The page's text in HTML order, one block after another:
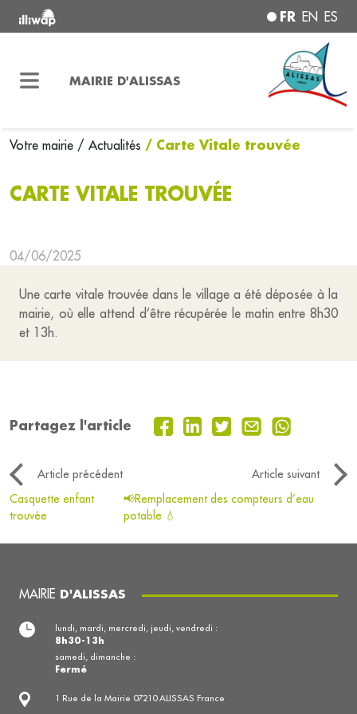
FR EN ES
MAIRIE D'ALISSAS
Votre mairie / Actualités / Carte Vitale trouvée
CARTE VITALE TROUVÉE
04/06/2025
Une carte vitale trouvée dans le village a été déposée à la
mairie, où elle attend d’être récupérée le matin entre 8h30
et 13h.
Partagez l'article
Article précédent
Article suivant
Casquette enfant
trouvée
📢Remplacement des compteurs d’eau
potable 💧
MAIRIE D'ALISSAS
1 Rue de la Mairie 07210 ALISSAS France
lundi, mardi, mercredi, jeudi, vendredi :
8h30-13h
samedi, dimanche :
Fermé